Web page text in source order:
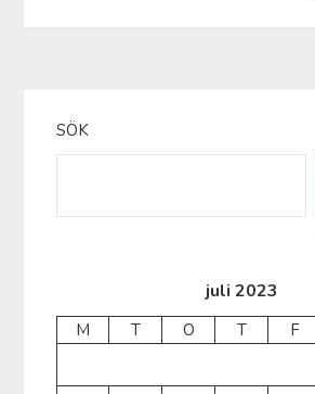
SÖK
juli 2023
M T O T F